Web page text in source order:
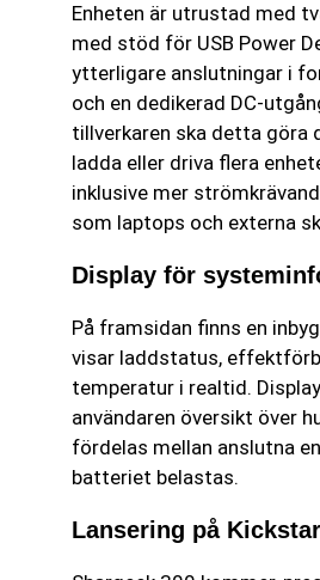
Enheten är utrustad med
med stöd för USB Power
ytterligare anslutningar i
och en dedikerad DC-
tillverkaren ska detta
ladda eller driva flera
inklusive mer
som laptops och externa
Display för
På framsidan finns en
visar laddstatus,
temperatur i realtid.
användaren översikt över
fördelas mellan anslutna
batteriet belastas.
Lansering på